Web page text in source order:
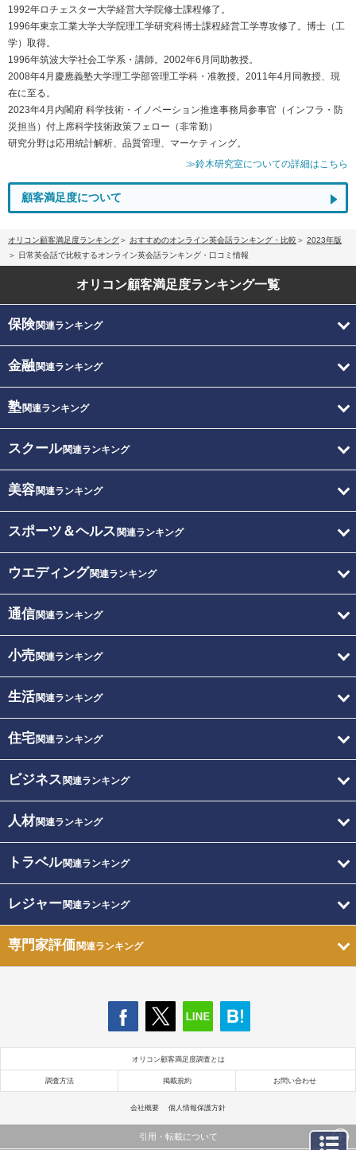
1992年ロチェスター大学経営大学院修士課程修了。
1996年東京工業大学大学院理工学研究科博士課程経営工学専攻修了。博士（工
学）取得。
1996年筑波大学社会工学系・講師。2002年6月同助教授。
2008年4月慶應義塾大学理工学部管理工学科・准教授。2011年4月同教授、現
在に至る。
2023年4月内閣府 科学技術・イノベーション推進事務局参事官（インフラ・防
災担当）付上席科学技術政策フェロー（非常勤）
研究分野は応用統計解析、品質管理、マーケティング。
≫鈴木研究室についての詳細はこちら
顧客満足度について
オリコン顧客満足度ランキング おすすめのオンライン英会話ランキング・比較
2023年版
日常英会話で比較するオンライン英会話ランキング・口コミ情報
オリコン顧客満足度ランキング一覧
保険関連ランキング
金融関連ランキング
塾関連ランキング
スクール関連ランキング
美容関連ランキング
スポーツ＆ヘルス 関連ランキング
ウエディング関連ランキング
通信関連ランキング
小売関連ランキング
生活関連ランキング
住宅関連ランキング
ビジネス 関連ランキング
人材関連ランキング
トラベル関連ランキング
レジャー関連ランキング
専門家評価関連ランキング
オリコン顧客満足度調査とは
調査方法 掲載規約 お問い合わせ
会社概要 個人情報保護方針
引用・転載について